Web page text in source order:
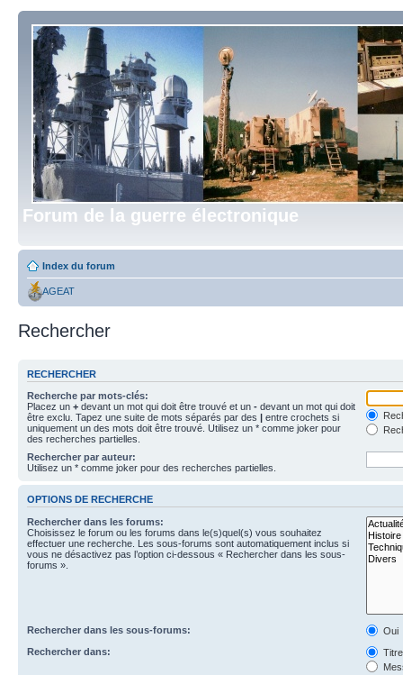
Forum de la guerre électronique
Index du forum
AGEAT
Rechercher
RECHERCHER
Recherche par mots-clés:
Placez un + devant un mot qui doit être trouvé et un - devant un mot qui doit
être exclu. Tapez une suite de mots séparés par des | entre crochets si
uniquement un des mots doit être trouvé. Utilisez un * comme joker pour
des recherches partielles.
Rechercher par auteur:
Utilisez un * comme joker pour des recherches partielles.
OPTIONS DE RECHERCHE
Rechercher dans les forums:
Choisissez le forum ou les forums dans le(s)quel(s) vous souhaitez
effectuer une recherche. Les sous-forums sont automatiquement inclus si
vous ne désactivez pas l’option ci-dessous « Rechercher dans les sous-
forums ».
Rechercher dans les sous-forums:
Oui
Rechercher dans: